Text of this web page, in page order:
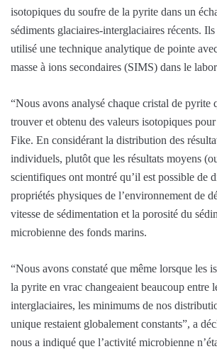
isotopiques du soufre de la pyrite dans un
sédiments glaciaires-interglaciaires récents.
utilisé une technique analytique de pointe
masse à ions secondaires (SIMS) dans le
“Nous avons analysé chaque cristal de pyrite
trouver et obtenu des valeurs isotopiques
Fike. En considérant la distribution des
individuels, plutôt que les résultats moyens
scientifiques ont montré qu’il est possible de
propriétés physiques de l’environnement de
vitesse de sédimentation et la porosité du
microbienne des fonds marins.
“Nous avons constaté que même lorsque les
la pyrite en vrac changeaient beaucoup entre
interglaciaires, les minimums de nos
unique restaient globalement constants”, a
nous a indiqué que l’activité microbienne